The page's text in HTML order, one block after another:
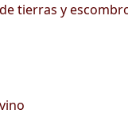
tierras y